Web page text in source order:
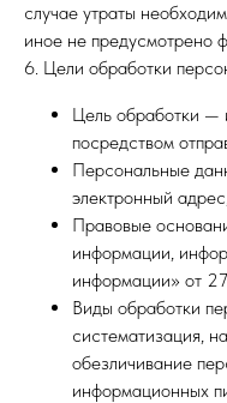
случае утраты
иное не предусмотрено
6. Цели обработки
Цель обработки —
посредством
Персональные
электронный
Правовые
информации,
информации» от
Виды обработки
систематизация,
обезличивание
информационных